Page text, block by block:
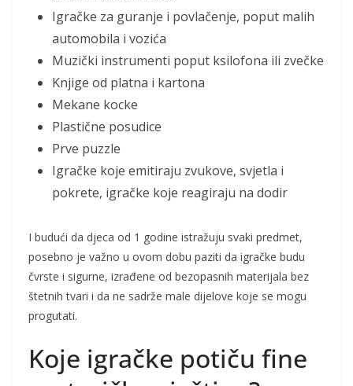
Igračke za guranje i povlačenje, poput malih
automobila i vozića
Muzički instrumenti poput ksilofona ili zvečke
Knjige od platna i kartona
Mekane kocke
Plastične posudice
Prve puzzle
Igračke koje emitiraju zvukove, svjetla i
pokrete, igračke koje reagiraju na dodir
I budući da djeca od 1 godine istražuju svaki predmet,
posebno je važno u ovom dobu paziti da igračke budu
čvrste i sigurne, izrađene od bezopasnih materijala bez
štetnih tvari i da ne sadrže male dijelove koje se mogu
progutati.
Koje igračke potiču fine